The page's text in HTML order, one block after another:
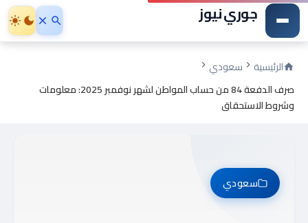
جوري نيوز
الرئيسية
سعودي
صرف الدفعة 84 من حساب المواطن لشهر نوفمبر 2025: معلومات
وشروط الاستحقاق
سعودي